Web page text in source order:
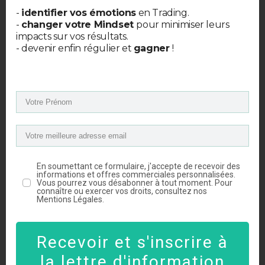
Cela s’appele le Dollar Cost
Averaging (DCA).
initié une position:
Vous allez limiter la casse: il suffit
d’arrêter de mettre plus le temps
que l’hémoragie s’arrête(Les
indicateurs comme leRSIet les
volumessont là pour vous aider).
si le marché explose
- identifier vos émotions en Trading.
- changer votre Mindset pour minimiser leurs
impacts sur vos résultats.
- devenir enfin régulier et gagner!
En soumettant ce formulaire, j'accepte de recevoir des
informations et offres commerciales personnalisées.
Vous pourrez vous désabonner à tout moment. Pour
connaître ou exercer vos droits, consultez nos
Mentions Légales.
Recevoir et s'inscrire à